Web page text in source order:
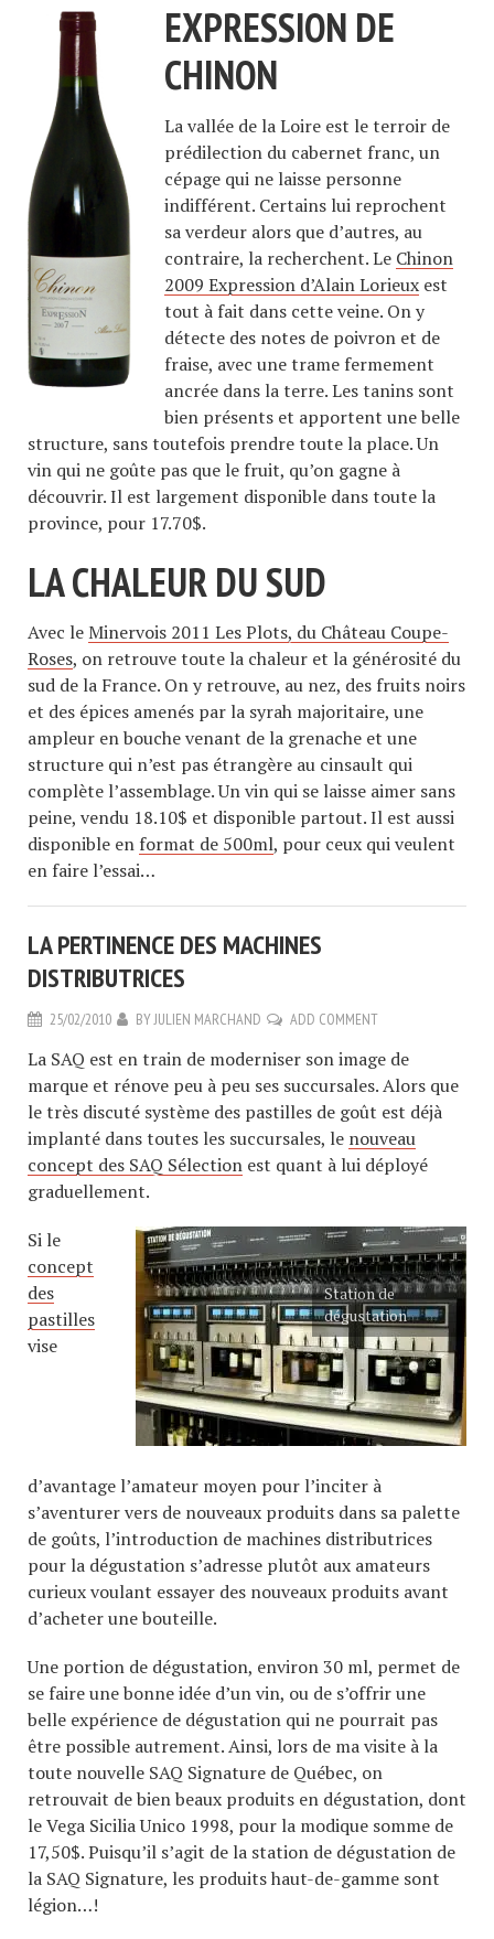
EXPRESSION DE
CHINON
La vallée de la Loire est le terroir de
prédilection du cabernet franc, un
cépage qui ne laisse personne
indifférent. Certains lui reprochent
sa verdeur alors que d’autres, au
contraire, la recherchent. Le Chinon
2009 Expression d’Alain Lorieux est
tout à fait dans cette veine. On y
détecte des notes de poivron et de
fraise, avec une trame fermement
ancrée dans la terre. Les tanins sont
bien présents et apportent une belle
structure, sans toutefois prendre toute la place. Un
vin qui ne goûte pas que le fruit, qu’on gagne à
découvrir. Il est largement disponible dans toute la
province, pour 17.70$.
LA CHALEUR DU SUD
Avec leMinervois 2011 Les Plots, du Château Coupe-
Roses, on retrouve toute la chaleur et la générosité du
sud de la France. On y retrouve, au nez, des fruits noirs
et des épices amenés par la syrah majoritaire, une
ampleur en bouche venant de la grenache et une
structure qui n’est pas étrangère au cinsault qui
complète l’assemblage. Un vin qui se laisse aimer sans
peine, vendu 18.10$ et disponible partout. Il est aussi
disponible en format de 500ml, pour ceux qui veulent
en faire l’essai…
LA PERTINENCE DES MACHINES
DISTRIBUTRICES
25/02/2010 BYJULIEN MARCHAND ADD COMMENT
La SAQ est en train de moderniser son image de
marque et rénove peu à peu ses succursales. Alors que
le très discuté système des pastilles de goût est déjà
implanté dans toutes les succursales, le nouveau
concept des SAQ Sélection est quant à lui déployé
graduellement.
Station de
dégustation
Si le
concept
des
pastilles
vise
d’avantage l’amateur moyen pour l’inciter à
s’aventurer vers de nouveaux produits dans sa palette
de goûts, l’introduction de machines distributrices
pour la dégustation s’adresse plutôt aux amateurs
curieux voulant essayer des nouveaux produits avant
d’acheter une bouteille.
Une portion de dégustation, environ 30 ml, permet de
se faire une bonne idée d’un vin, ou de s’offrir une
belle expérience de dégustation qui ne pourrait pas
être possible autrement. Ainsi, lors de ma visite à la
toute nouvelle SAQ Signature de Québec, on
retrouvait de bien beaux produits en dégustation, dont
le Vega Sicilia Unico 1998, pour la modique somme de
17,50$. Puisqu’il s’agit de la station de dégustation de
la SAQ Signature, les produits haut-de-gamme sont
légion…!